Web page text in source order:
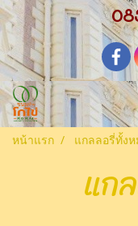
หน้าแรก แกลลอรี่ทั้งห
แก